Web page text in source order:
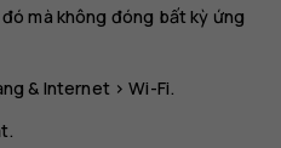
mà không đóng bất kỳ ứng
& Internet >Wi-Fi.
.